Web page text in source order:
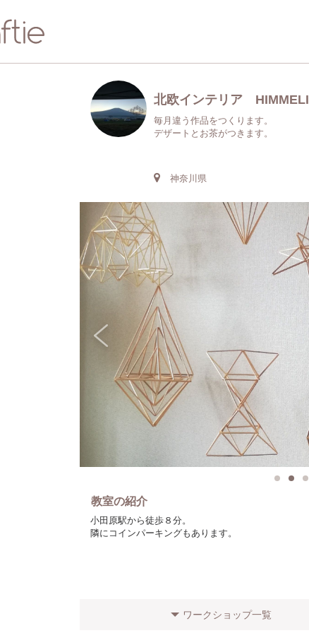
北欧インテリア HIMMELI
毎月違う作品をつくります。
デザートとお茶がつきます。
神奈川県
教室の紹介
小田原駅から徒歩８分。
隣にコインパーキングもあります。
ワークショップ一覧